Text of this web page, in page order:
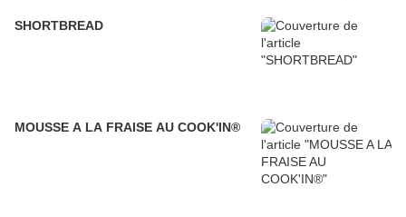
SHORTBREAD
MOUSSE A LA FRAISE AU COOK'IN®